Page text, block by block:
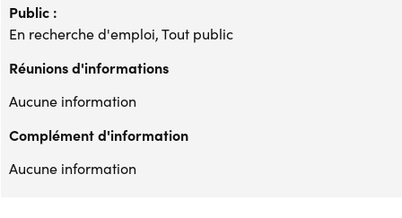
Public :
En recherche d'emploi, Tout public
Réunions d'informations
Aucune information
Complément d'information
Aucune information